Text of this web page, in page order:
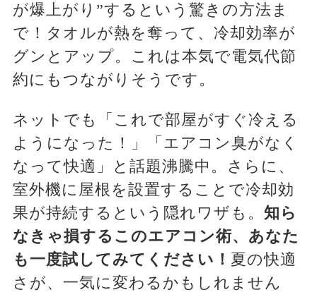
が爆上がり”するという驚きの方法ま
で！タオルが熱を奪って、冷却効率が
グンとアップ。これは本気で電気代節
約にもつながりそうです。
ネットでも「これで部屋がすぐ冷える
ようになった！」「エアコン臭がなく
なって快適」と話題沸騰中。さらに、
室外機に屋根を設置することで冷却効
果が持続するという隠れワザも。 知ら
なきゃ損するこのエアコン術、あなた
も一度試してみてください！ 夏の快適
さが、一気に変わるかもしれません